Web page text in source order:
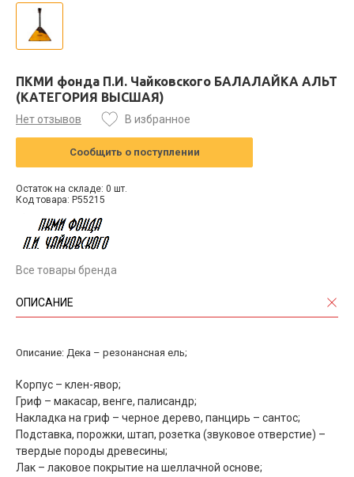
ПКМИ фонда П.И. Чайковского БАЛАЛАЙКА АЛЬТ
(КАТЕГОРИЯ ВЫСШАЯ)
Нет отзывов В избранное
Сообщить о поступлении
Остаток на складе: 0 шт.
Код товара: P55215
Все товары бренда
ОПИСАНИЕ
Описание: Дека – резонансная ель;
Корпус – клен-явор;
Гриф – макасар, венге, палисандр;
Накладка на гриф – черное дерево, панцирь – сантос;
Подставка, порожки, штап, розетка (звуковое отверстие) –
твердые породы древесины;
Лак – лаковое покрытие на шеллачной основе;